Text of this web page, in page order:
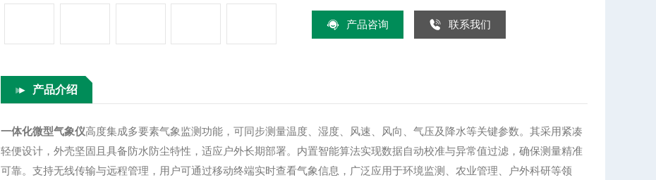
产品咨询 联系我们
产品介绍
一体化微型气象仪高度集成多要素气象监测功能，可同步测量温度、湿度、风速、风向、气压及降水等关键参数。其采用紧凑
轻便设计，外壳坚固且具备防水防尘特性，适应户外长期部署。内置智能算法实现数据自动校准与异常值过滤，确保测量精准
可靠。支持无线传输与远程管理，用户可通过移动终端实时查看气象信息，广泛应用于环境监测、农业管理、户外科研等领